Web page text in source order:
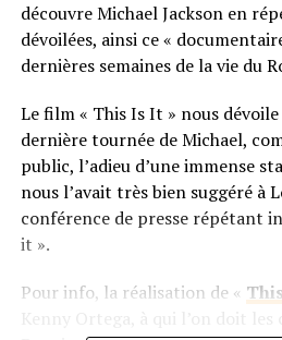
découvre Michael Jackson en
dévoilées, ainsi ce «
dernières semaines de la vie du
Le film « This Is It » nous
dernière tournée de Michael,
public, l’adieu d’une immense
nous l’avait très bien suggéré à
conférence de presse répétant
it ».
Pour info, la réalisation de «